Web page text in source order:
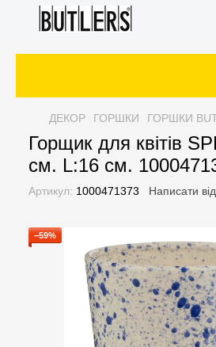
ДЕКОР ГОРШКИ ГОРШКИ
Горщик для квітів
см. L:16 см.
Артикул: 1000471373 Написати
−59%